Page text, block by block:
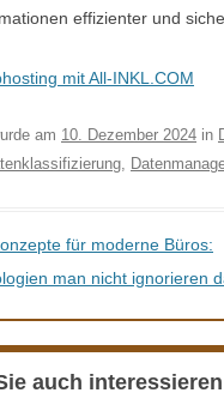
effizienter und
mit All-INKL.COM
am 10. Dezember 2024 in
,
für moderne Büros:
man nicht ignorieren
auch